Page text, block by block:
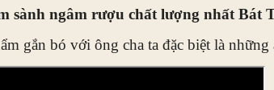
sành ngâm rượu chất lượng nhất Bát
gắn bó với ông cha ta đặc biệt là